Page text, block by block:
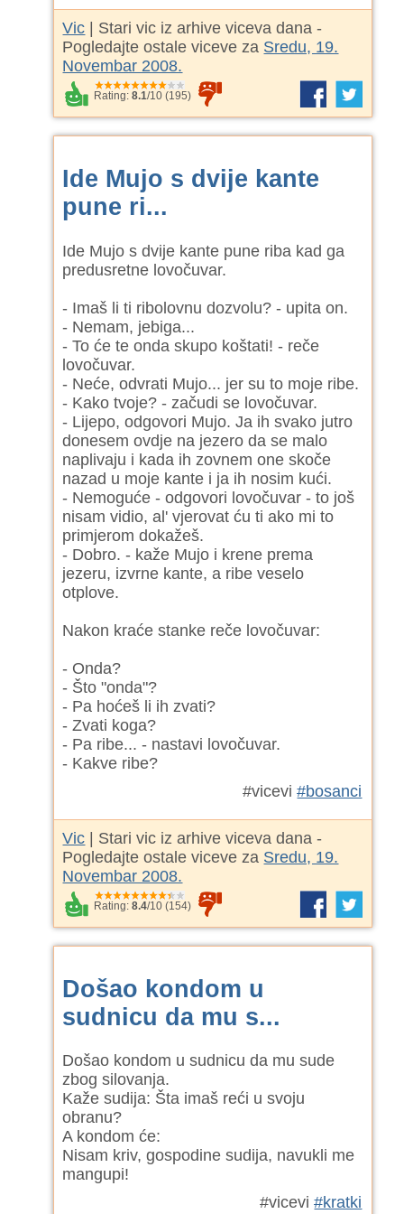
Vic | Stari vic iz arhive viceva dana -
Pogledajte ostale viceve za Sredu, 19.
Novembar 2008.
Rating:8.1/10 (195)
Ide Mujo s dvije kante
pune ri...
Ide Mujo s dvije kante pune riba kad ga
predusretne lovočuvar.
- Imaš li ti ribolovnu dozvolu? - upita on.
- Nemam, jebiga...
- To će te onda skupo koštati! - reče
lovočuvar.
- Neće, odvrati Mujo... jer su to moje ribe.
- Kako tvoje? - začudi se lovočuvar.
- Lijepo, odgovori Mujo. Ja ih svako jutro
donesem ovdje na jezero da se malo
naplivaju i kada ih zovnem one skoče
nazad u moje kante i ja ih nosim kući.
- Nemoguće - odgovori lovočuvar - to još
nisam vidio, al' vjerovat ću ti ako mi to
primjerom dokažeš.
- Dobro. - kaže Mujo i krene prema
jezeru, izvrne kante, a ribe veselo
otplove.
Nakon kraće stanke reče lovočuvar:
- Onda?
- Što "onda"?
- Pa hoćeš li ih zvati?
- Zvati koga?
- Pa ribe... - nastavi lovočuvar.
- Kakve ribe?
#vicevi#bosanci
Vic | Stari vic iz arhive viceva dana -
Pogledajte ostale viceve za Sredu, 19.
Novembar 2008.
Rating:8.4/10 (154)
Došao kondom u
sudnicu da mu s...
Došao kondom u sudnicu da mu sude
zbog silovanja.
Kaže sudija: Šta imaš reći u svoju
obranu?
A kondom će:
Nisam kriv, gospodine sudija, navukli me
mangupi!
#vicevi#kratki